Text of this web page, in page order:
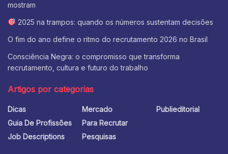
mostram
2025 na trampos: quando os números sustentam decisões
O fim do ano define o ritmo do recrutamento 2026 no Brasil
Consciência Negra: o compromisso que transforma
recrutamento, cultura e futuro do trabalho
Artigos por categorias
Dicas
Guia De Profissões
Job Descriptions
Mercado
Para Recrutar
Pesquisas
Publieditorial